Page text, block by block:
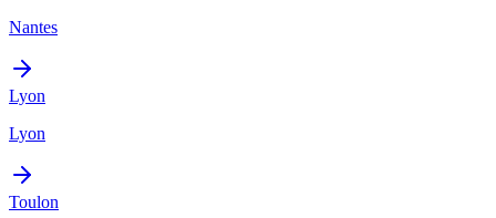
Nantes
Lyon
Lyon
Toulon